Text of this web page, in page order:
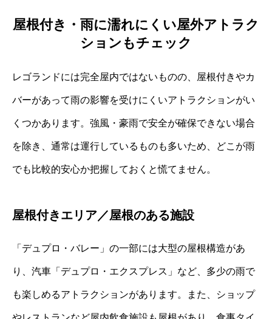
屋根付き・雨に濡れにくい屋外アトラク
ションもチェック
レゴランドには完全屋内ではないものの、屋根付きやカ
バーがあって雨の影響を受けにくいアトラクションがい
くつかあります。強風・豪雨で安全が確保できない場合
を除き、通常は運行しているものも多いため、どこが雨
でも比較的安心か把握しておくと慌てません。
屋根付きエリア／屋根のある施設
「デュプロ・バレー」の一部には大型の屋根構造があ
り、汽車「デュプロ・エクスプレス」など、多少の雨で
も楽しめるアトラクションがあります。また、ショップ